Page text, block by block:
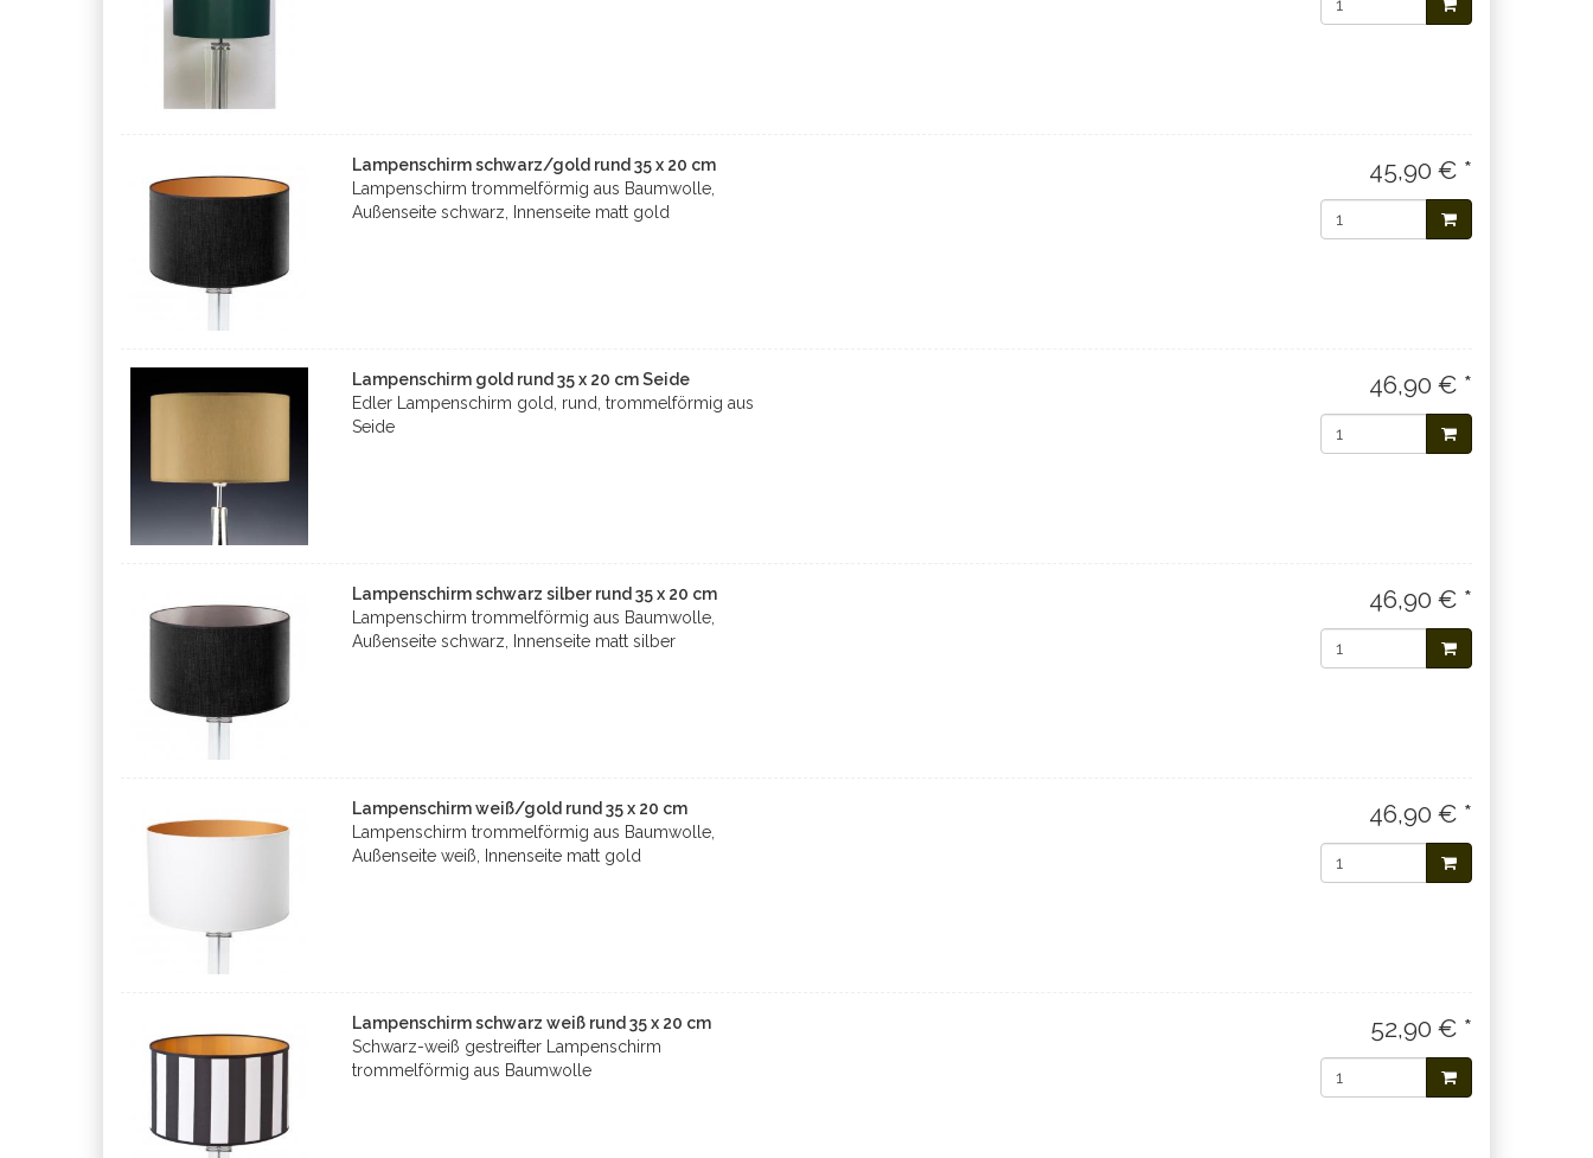
Lampenschirm schwarz/gold rund 35 x 20 cm
Lampenschirm trommelförmig aus Baumwolle,
Außenseite schwarz, Innenseite matt gold
45,90 € *
Lampenschirm gold rund 35 x 20 cm Seide
Edler Lampenschirm gold, rund, trommelförmig aus
Seide
46,90 € *
Lampenschirm schwarz silber rund 35 x 20 cm
Lampenschirm trommelförmig aus Baumwolle,
Außenseite schwarz, Innenseite matt silber
46,90 € *
Lampenschirm weiß/gold rund 35 x 20 cm
Lampenschirm trommelförmig aus Baumwolle,
Außenseite weiß, Innenseite matt gold
46,90 € *
Lampenschirm schwarz weiß rund 35 x 20 cm
Schwarz-weiß gestreifter Lampenschirm
trommelförmig aus Baumwolle
52,90 € *